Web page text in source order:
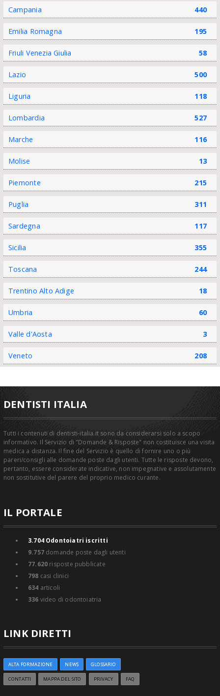
Campania 440
Emilia Romagna 195
Friuli Venezia Giulia 58
Lazio 500
Liguria 118
Lombardia 527
Marche 116
Molise 13
Piemonte 215
Puglia 311
Sardegna 117
Sicilia 355
Toscana 244
Trentino Alto Adige 18
Umbria 60
Valle d'Aosta 3
Veneto 208
DENTISTI ITALIA
Tutti i contenuti di dentisti-italia.it sono da considerarsi solo a scopo
informativo. Il Servizio di "Domande & Risposte" non costituisce una visita
medica a distanza. Il fine del Servizio è quello di fornire uno o più
pareri/consigli alle domande poste dagli utenti. Tutte le risposte devono,
pertanto, essere considerate indicative, non impegnative e assolutamente
non sostitutive del parere del proprio medico curante.
IL PORTALE
3.704Odontoiatri iscritti
9.757domande poste dagli utenti
77.620 risposte pubblicate
798 casi clinici
634 articoli
336 video di odontoiatria
LINK DIRETTI
ALTA FORMAZIONE NEWS GLOSSARIO
CONTATTI MAPPA DEL SITO PRIVACY FAQ